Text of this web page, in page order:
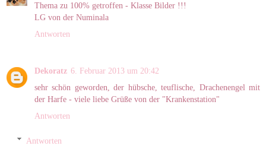
Thema zu 100% getroffen - Klasse Bilder !!!
LG von der Numinala
Antworten
Dekoratz 6. Februar 2013 um 20:42
sehr schön geworden, der hübsche, teuflische, Drachenengel mit
der Harfe - viele liebe Grüße von der "Krankenstation"
Antworten
Antworten